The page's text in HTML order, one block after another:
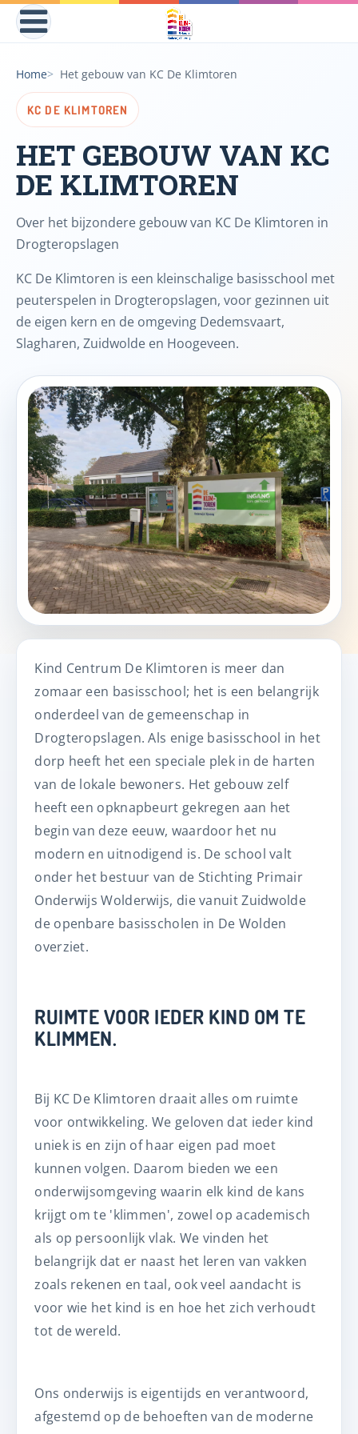
Home Het gebouw van KC De Klimtoren
KC DE KLIMTOREN
HET GEBOUW VAN KC
DE KLIMTOREN
Over het bijzondere gebouw van KC De Klimtoren in
Drogteropslagen
KC De Klimtoren is een kleinschalige basisschool met
peuterspelen in Drogteropslagen, voor gezinnen uit
de eigen kern en de omgeving Dedemsvaart,
Slagharen, Zuidwolde en Hoogeveen.
Kind Centrum De Klimtoren is meer dan
zomaar een basisschool; het is een belangrijk
onderdeel van de gemeenschap in
Drogteropslagen. Als enige basisschool in het
dorp heeft het een speciale plek in de harten
van de lokale bewoners. Het gebouw zelf
heeft een opknapbeurt gekregen aan het
begin van deze eeuw, waardoor het nu
modern en uitnodigend is. De school valt
onder het bestuur van de Stichting Primair
Onderwijs Wolderwijs, die vanuit Zuidwolde
de openbare basisscholen in De Wolden
overziet.
RUIMTE VOOR IEDER KIND OM TE
KLIMMEN.
Bij KC De Klimtoren draait alles om ruimte
voor ontwikkeling. We geloven dat ieder kind
uniek is en zijn of haar eigen pad moet
kunnen volgen. Daarom bieden we een
onderwijsomgeving waarin elk kind de kans
krijgt om te 'klimmen', zowel op academisch
als op persoonlijk vlak. We vinden het
belangrijk dat er naast het leren van vakken
zoals rekenen en taal, ook veel aandacht is
voor wie het kind is en hoe het zich verhoudt
tot de wereld.
Ons onderwijs is eigentijds en verantwoord,
afgestemd op de behoeften van de moderne